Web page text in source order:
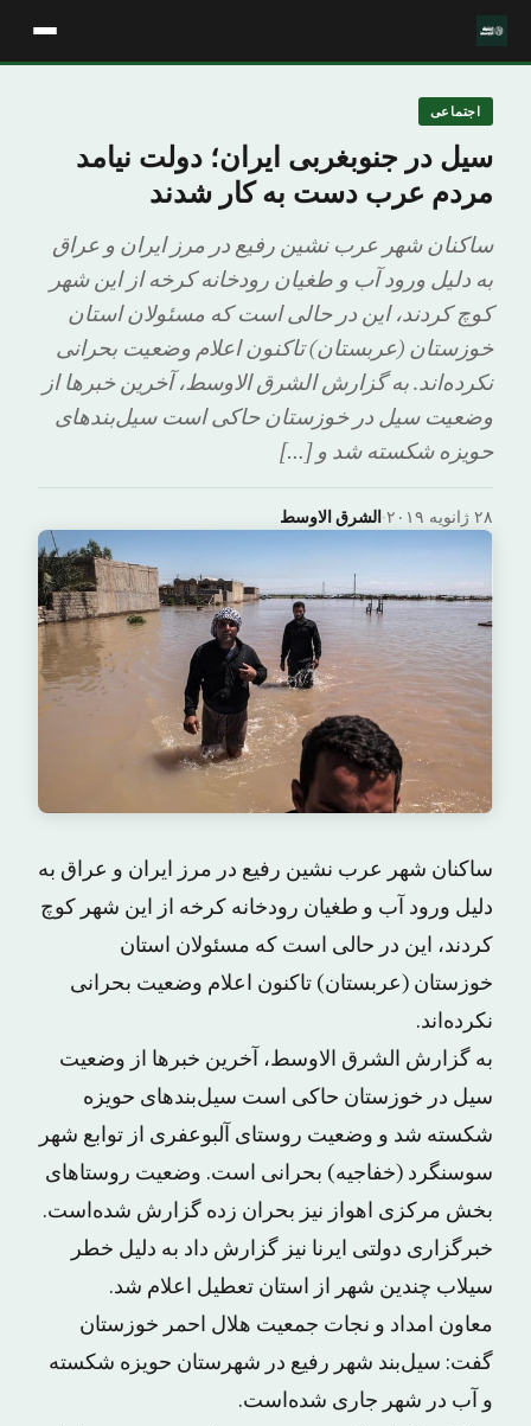
اجتماعی
سیل در جنوبغربی ایران؛ دولت نیامد
مردم عرب دست به کار شدند
ساکنان شهر عرب نشین رفیع در مرز ایران و عراق
به دلیل ورود آب و طغیان رودخانه کرخه از این شهر
کوچ کردند، این در حالی است که مسئولان استان
خوزستان (عربستان) تاکنون اعلام وضعیت بحرانی
نکرده‌اند. به گزارش الشرق الاوسط، آخرین خبرها از
وضعیت سیل در خوزستان حاکی است سیل‌بندهای
حویزه شکسته شد و […]
الشرق الاوسط· ۲۸ ژانویه ۲۰۱۹
ساکنان شهر عرب نشین رفیع در مرز ایران و عراق به
دلیل ورود آب و طغیان رودخانه کرخه از این شهر کوچ
کردند، این در حالی است که مسئولان استان
خوزستان (عربستان) تاکنون اعلام وضعیت بحرانی
نکرده‌اند.
به گزارش الشرق الاوسط، آخرین خبرها از وضعیت
سیل در خوزستان حاکی است سیل‌بندهای حویزه
شکسته شد و وضعیت روستای آلبوعفری از توابع شهر
سوسنگرد (خفاجیه) بحرانی است. وضعیت روستاهای
بخش مرکزی اهواز نیز بحران زده گزارش شده‌است.
خبرگزاری دولتی ایرنا نیز گزارش داد به دلیل خطر
سیلاب چندین شهر از استان تعطیل اعلام شد.
معاون امداد و نجات جمعیت هلال احمر خوزستان
گفت: سیل‌بند شهر رفیع در شهرستان حویزه شکسته
و آب در شهر جاری شده‌است.